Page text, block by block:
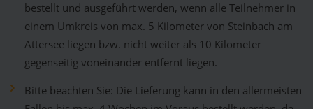
bestellt und ausgeführt werden, wenn alle Teilnehmer in
einem Umkreis von max. 5 Kilometer von Steinbach am
Attersee liegen bzw. nicht weiter als 10 Kilometer
gegenseitig voneinander entfernt liegen.
Bitte beachten Sie: Die Lieferung kann in den allermeisten